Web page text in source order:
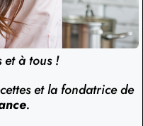
et à tous !
et la fondatrice de
.